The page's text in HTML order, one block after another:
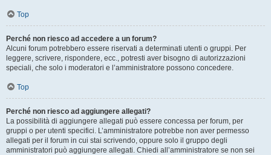
Top
Perché non riesco ad accedere a un forum?
Alcuni forum potrebbero essere riservati a determinati utenti o gruppi. Per
leggere, scrivere, rispondere, ecc., potresti aver bisogno di autorizzazioni
speciali, che solo i moderatori e l’amministratore possono concedere.
Top
Perché non riesco ad aggiungere allegati?
La possibilità di aggiungere allegati può essere concessa per forum, per
gruppi o per utenti specifici. L’amministratore potrebbe non aver permesso
allegati per il forum in cui stai scrivendo, oppure solo il gruppo degli
amministratori può aggiungere allegati. Chiedi all’amministratore se non sei